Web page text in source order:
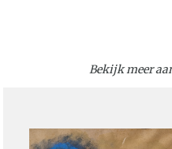
Bekijk meer